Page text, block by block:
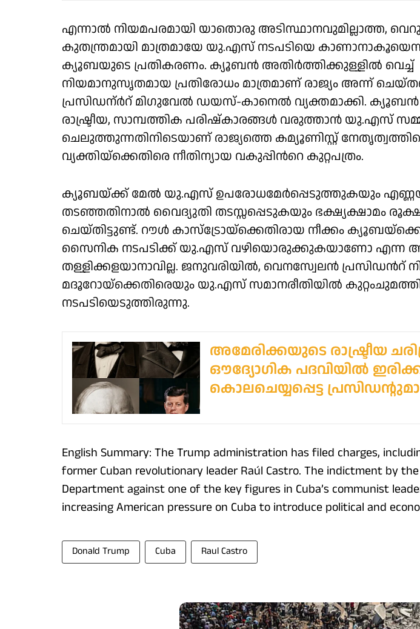
എന്നാൽ നിയമപരമായി യാതൊരു അടിസ്ഥാനവുമില്ലാത്ത, വെറും
കുതന്ത്രമായി മാത്രമായേ യു.എസ് നടപടിയെ
ക്യൂബയുടെ പ്രതികരണം. ക്യൂബൻ അതിർത്തിക്കുള്ളിൽ വെച്ച്
നിയമാനുസൃതമായ പ്രതിരോധം മാത്രമാണ് രാജ്യം അന്ന്
പ്രസിഡന്ർറ് മിഗുവേൽ ഡയസ്-കാനെൽ വ്യക്തമാക്കി.
രാഷ്ട്രീയ, സാമ്പത്തിക പരിഷ്കാരങ്ങൾ വരുത്താൻ യു.എസ്
ചെലുത്തുന്നതിനിടെയാണ് രാജ്യത്തെ കമ്യൂണിസ്റ്റ്
വ്യക്തിയ്ക്കെതിരെ നീതിന്യായ വകുപ്പിൻറെ കുറ്റപത്രം.
ക്യൂബയ്ക്ക് മേൽ യു.എസ് ഉപരോധമേർപ്പെടുത്തുകയും
തടഞ്ഞതിനാൽ വൈദ്യുതി തടസ്സപ്പെടുകയും ഭക്ഷ്യക്ഷാമം
ചെയ്തിട്ടുണ്ട്. റൗൾ കാസ്ട്രോയ്ക്കെതിരായ നീക്കം
സൈനിക നടപടിക്ക് യു.എസ് വഴിയൊരുക്കുകയാണോ എന്ന
തള്ളിക്കളയാനാവില്ല. ജനുവരിയിൽ, വെനസ്വേലൻ പ്രസിഡൻറ്
മദൂറോയ്ക്കെതിരെയും യു.എസ് സമാനരീതിയിൽ
നടപടിയെടുത്തിരുന്നു.
അമേരിക്കയുടെ രാഷ്ട്രീയ
ഔദ്യോഗിക പദവിയിൽ
കൊലചെയ്യപ്പെട്ട
English Summary: The Trump administration has filed charges,
former Cuban revolutionary leader Raúl Castro. The indictment by the
Department against one of the key figures in Cuba’s communist
increasing American pressure on Cuba to introduce political and
Donald Trump Cuba Raul Castro